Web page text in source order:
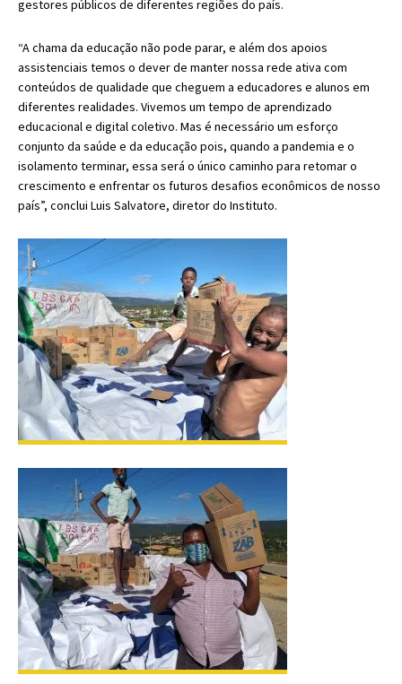
gestores públicos de diferentes regiões do país.
“A chama da educação não pode parar, e além dos apoios
assistenciais temos o dever de manter nossa rede ativa com
conteúdos de qualidade que cheguem a educadores e alunos em
diferentes realidades. Vivemos um tempo de aprendizado
educacional e digital coletivo. Mas é necessário um esforço
conjunto da saúde e da educação pois, quando a pandemia e o
isolamento terminar, essa será o único caminho para retomar o
crescimento e enfrentar os futuros desafios econômicos de nosso
país”, conclui Luis Salvatore, diretor do Instituto.